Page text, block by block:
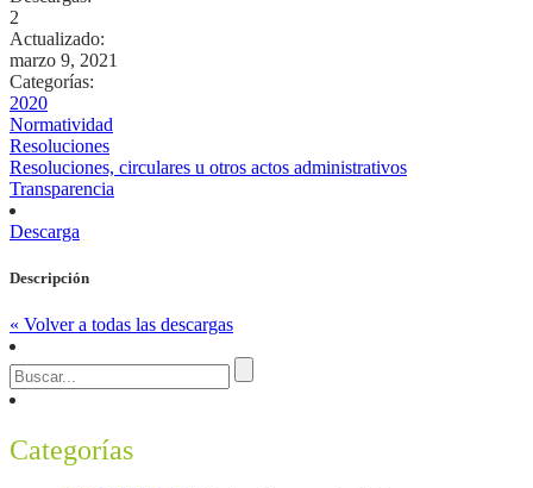
2
Actualizado:
marzo 9, 2021
Categorías:
2020
Normatividad
Resoluciones
Resoluciones, circulares u otros actos administrativos
Transparencia
Descarga
Descripción
« Volver a todas las descargas
Categorías